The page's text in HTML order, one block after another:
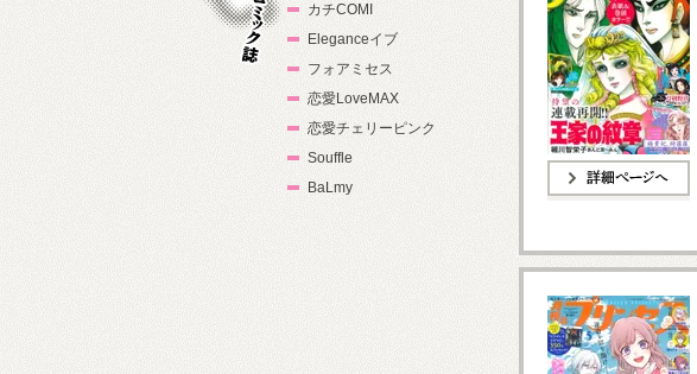
カチCOMI
Eleganceイブ
フォアミセス
恋愛LoveMAX
恋愛チェリーピンク
Souffle
BaLmy